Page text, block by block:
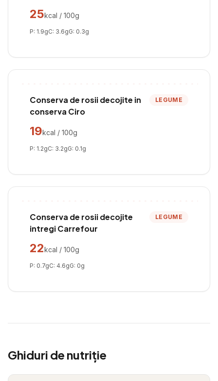
25kcal / 100g
P: 1.9gC: 3.6gG: 0.3g
Conserva de rosii decojite in
conserva Ciro
LEGUME
19kcal / 100g
P: 1.2gC: 3.2gG: 0.1g
Conserva de rosii decojite
intregi Carrefour
LEGUME
22kcal / 100g
P: 0.7gC: 4.6gG: 0g
Ghiduri de nutriție